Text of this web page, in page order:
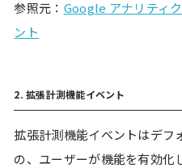
参照元： Google アナリティ
ント
2. 拡張計測機能イベント
拡張計測機能イベントはデフ
の、ユーザーが機能を有効化